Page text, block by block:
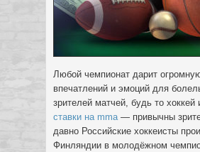
Любой чемпионат дарит
впечатлений и эмоций для
зрителей матчей, будь то хоккей
ставки на mma— привычны
давно Российские хоккеисты
Финляндии в молодёжном